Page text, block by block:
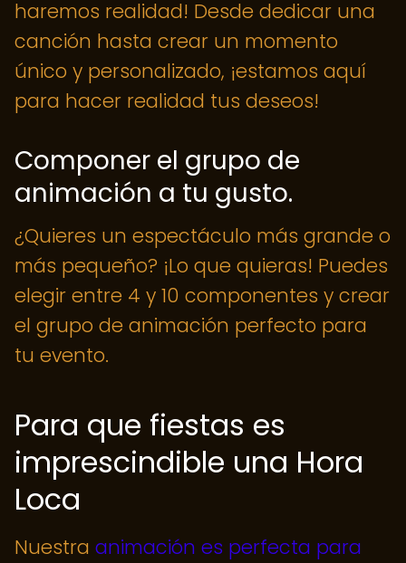
haremos realidad! Desde dedicar una
canción hasta crear un momento
único y personalizado, ¡estamos aquí
para hacer realidad tus deseos!
Componer el grupo de
animación a tu gusto.
¿Quieres un espectáculo más grande o
más pequeño? ¡Lo que quieras! Puedes
elegir entre 4 y 10 componentes y crear
el grupo de animación perfecto para
tu evento.
Para que fiestas es
imprescindible una Hora
Loca
Nuestra animación es perfecta para